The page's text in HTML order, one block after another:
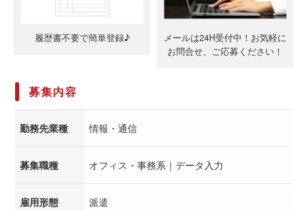
履歴書不要で簡単登録♪
メールは24H受付中！お気軽に
お問合せ、ご応募ください！
募集内容
勤務先業種 情報・通信
募集職種 オフィス・事務系｜データ入力
雇用形態 派遣